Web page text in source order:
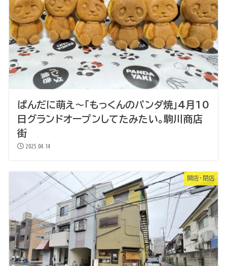
ぱんだに萌え～「もっくんのパンダ焼」4月10
日グランドオープンしてたみたい。駒川商店
街
2025.04.14
開店・閉店